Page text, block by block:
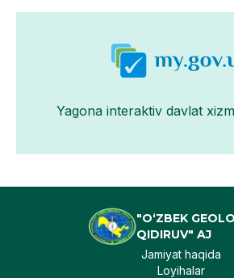
Yagona interaktiv davlat
"O‘ZBEK
QIDIRUV" AJ
Jamiyat haqida
Loyihalar